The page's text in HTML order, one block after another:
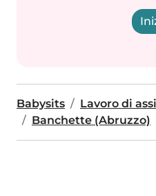
Babysits
Lavoro di
Banchette (Abruzzo)